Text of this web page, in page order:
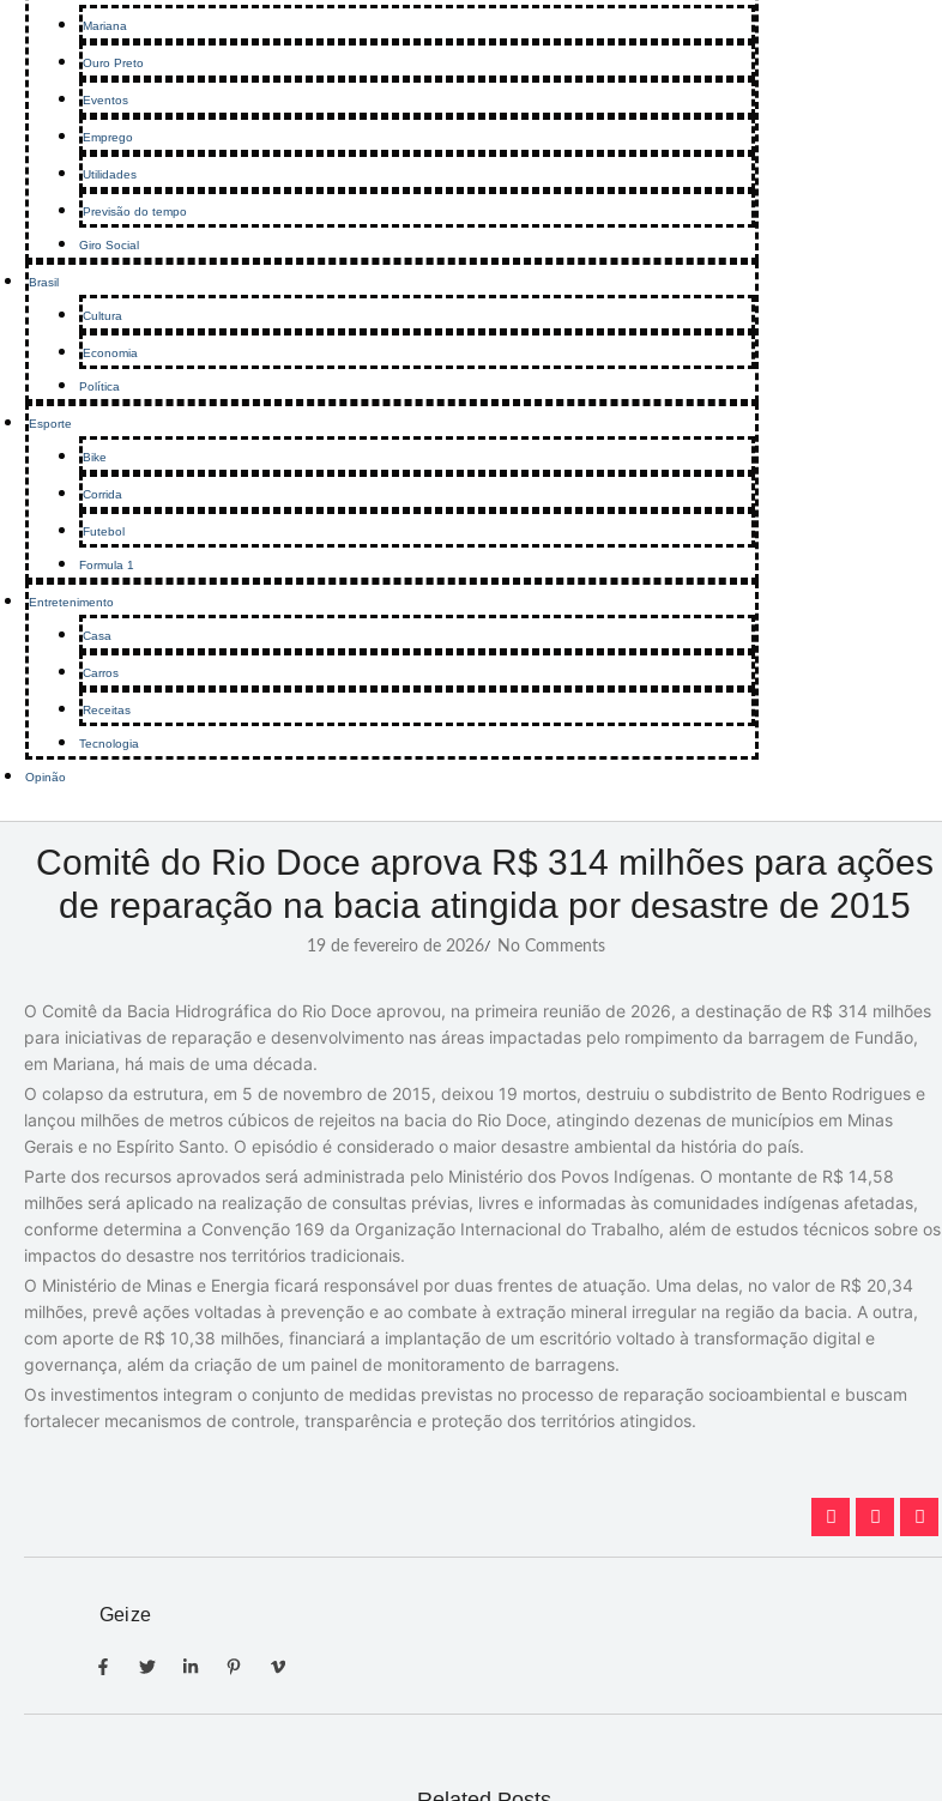
Mariana
Ouro Preto
Eventos
Emprego
Utilidades
Previsão do tempo
Giro Social
Brasil
Cultura
Economia
Política
Esporte
Bike
Corrida
Futebol
Formula 1
Entretenimento
Casa
Carros
Receitas
Tecnologia
Opinão
Comitê do Rio Doce aprova R$ 314 milhões para ações
de reparação na bacia atingida por desastre de 2015
19 de fevereiro de 2026/ No Comments
O Comitê da Bacia Hidrográfica do Rio Doce aprovou, na primeira reunião de 2026, a destinação de R$ 314 milhões
para iniciativas de reparação e desenvolvimento nas áreas impactadas pelo rompimento da barragem de Fundão,
em Mariana, há mais de uma década.
O colapso da estrutura, em 5 de novembro de 2015, deixou 19 mortos, destruiu o subdistrito de Bento Rodrigues e
lançou milhões de metros cúbicos de rejeitos na bacia do Rio Doce, atingindo dezenas de municípios em Minas
Gerais e no Espírito Santo. O episódio é considerado o maior desastre ambiental da história do país.
Parte dos recursos aprovados será administrada pelo Ministério dos Povos Indígenas. O montante de R$ 14,58
milhões será aplicado na realização de consultas prévias, livres e informadas às comunidades indígenas afetadas,
conforme determina a Convenção 169 da Organização Internacional do Trabalho, além de estudos técnicos sobre os
impactos do desastre nos territórios tradicionais.
O Ministério de Minas e Energia ficará responsável por duas frentes de atuação. Uma delas, no valor de R$ 20,34
milhões, prevê ações voltadas à prevenção e ao combate à extração mineral irregular na região da bacia. A outra,
com aporte de R$ 10,38 milhões, financiará a implantação de um escritório voltado à transformação digital e
governança, além da criação de um painel de monitoramento de barragens.
Os investimentos integram o conjunto de medidas previstas no processo de reparação socioambiental e buscam
fortalecer mecanismos de controle, transparência e proteção dos territórios atingidos.
Geize